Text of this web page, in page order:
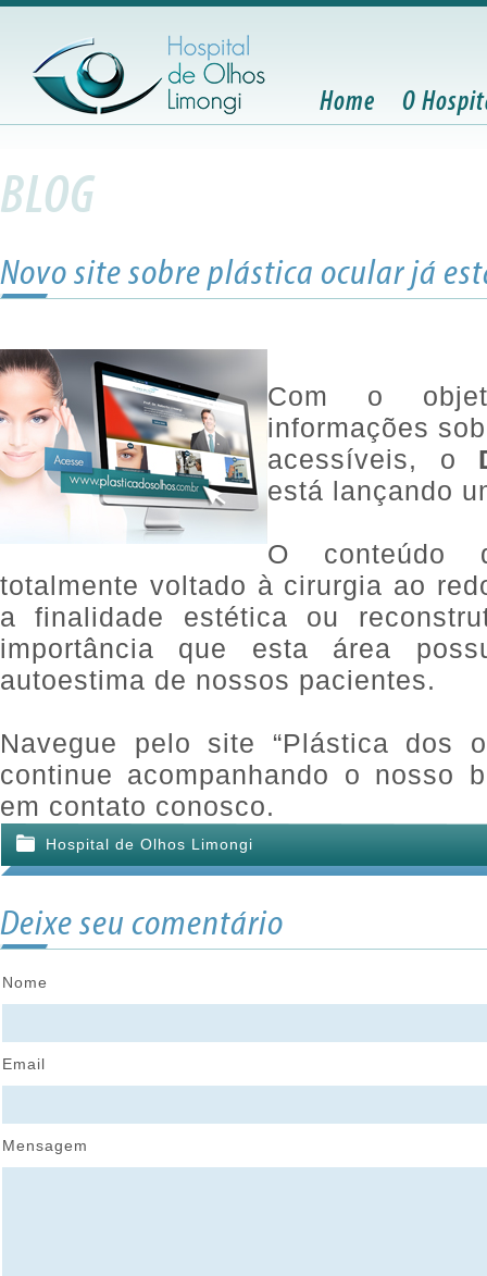
Home O
BLOG
Novo site sobre plástica ocular já
Com o
informações
acessíveis, o
está lançando
O conteúdo
totalmente voltado à cirurgia ao
a finalidade estética ou
importância que esta área
autoestima de nossos pacientes.
Navegue pelo site “Plástica dos
continue acompanhando o nosso
em contato conosco.
Hospital de Olhos Limongi
Deixe seu comentário
Nome
Email
Mensagem